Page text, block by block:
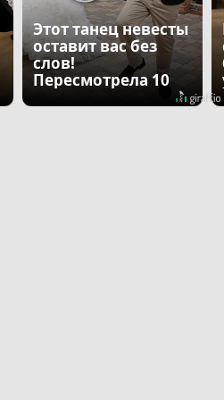
Этот танец невесты
оставит вас без
слов!
Пересмотрела 10